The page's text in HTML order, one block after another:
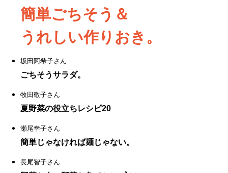
簡単ごちそう＆
うれしい作りおき。
坂田阿希子さん
ごちそうサラダ。
牧田敬子さん
夏野菜の役立ちレシピ20
瀬尾幸子さん
簡単じゃなければ麺じゃない。
長尾智子さん